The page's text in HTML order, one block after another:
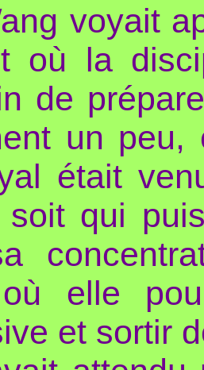
voyait
où la
de
un
était
qui
où elle
et sortir